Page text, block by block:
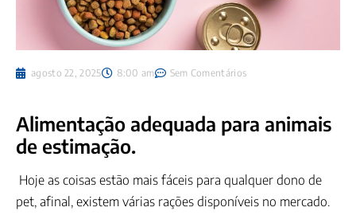
agosto 22, 2025 8:00 am Sem Comentários
Alimentação adequada para animais
de estimação.
Hoje as coisas estão mais fáceis para qualquer dono de
pet, afinal, existem várias rações disponíveis no mercado.